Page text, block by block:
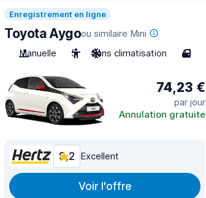
Enregistrement en ligne
Toyota Aygoou similaire Mini
Manuelle
5 Sans climatisation 4
74,23 €
par jour
Annulation gratuite
9,2 Excellent
Voir l'offre